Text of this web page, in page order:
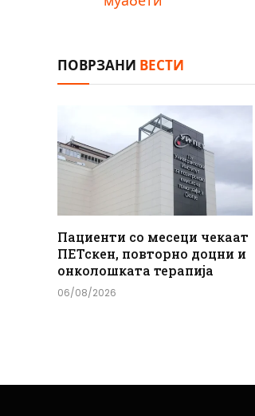
ПОВРЗАНИ ВЕСТИ
Пациенти со месеци чекаат
ПЕТскен, повторно доцни и
онколошката терапија
06/08/2026